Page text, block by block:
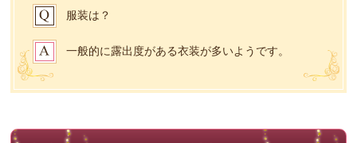
服装は？
一般的に露出度がある衣装が多いようです。